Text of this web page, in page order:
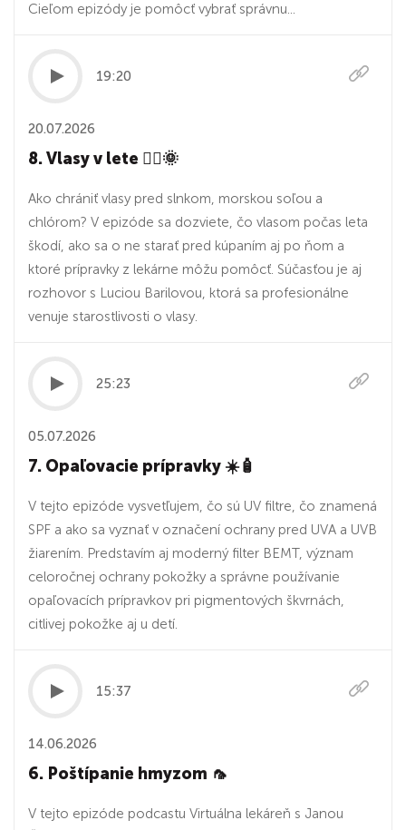
Cieľom epizódy je pomôcť vybrať správnu...
19:20
20.07.2026
8. Vlasy v lete 💇‍♀️🌞
Ako chrániť vlasy pred slnkom, morskou soľou a
chlórom? V epizóde sa dozviete, čo vlasom počas leta
škodí, ako sa o ne starať pred kúpaním aj po ňom a
ktoré prípravky z lekárne môžu pomôcť. Súčasťou je aj
rozhovor s Luciou Barilovou, ktorá sa profesionálne
venuje starostlivosti o vlasy.
25:23
05.07.2026
7. Opaľovacie prípravky ☀️🧴
V tejto epizóde vysvetľujem, čo sú UV filtre, čo znamená
SPF a ako sa vyznať v označení ochrany pred UVA a UVB
žiarením. Predstavím aj moderný filter BEMT, význam
celoročnej ochrany pokožky a správne používanie
opaľovacích prípravkov pri pigmentových škvrnách,
citlivej pokožke aj u detí.
15:37
14.06.2026
6. Poštípanie hmyzom 🦟
V tejto epizóde podcastu Virtuálna lekáreň s Janou